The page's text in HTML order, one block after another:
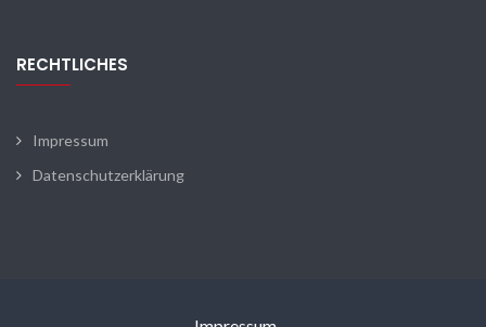
RECHTLICHES
Impressum
Datenschutzerklärung